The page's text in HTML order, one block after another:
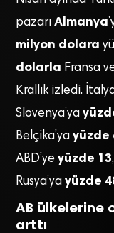
pazarıAlmanya
milyon dolara
dolarla Fransa
Krallık izledi.
Slovenya’ya
Belçika’yayüzde
ABD’yeyüzde 13
Rusya’yayüzde
AB ülkelerine
arttı